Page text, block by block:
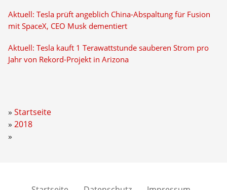
Aktuell: Tesla prüft angeblich China-Abspaltung für Fusion
mit SpaceX, CEO Musk dementiert
Aktuell: Tesla kauft 1 Terawattstunde sauberen Strom pro
Jahr von Rekord-Projekt in Arizona
Startseite
2018